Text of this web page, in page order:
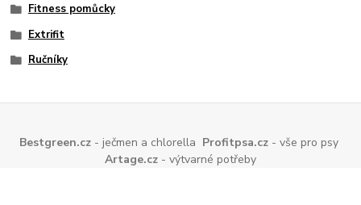
Fitness pomůcky
Extrifit
Ručníky
Bestgreen.cz - ječmen a chlorella Profitpsa.cz - vše pro psy
Artage.cz - výtvarné potřeby